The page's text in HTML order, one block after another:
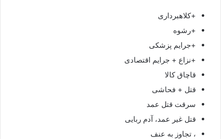
+کلاهبرداری
+رشوه
+جرایم پزشکی
+نزاع + جرایم اقتصادی
قاچاق کالا
قتل + فحاشی
سرقت قتل عمد
قتل غیر عمد، آدم ربایی
، تجاوز به عنف